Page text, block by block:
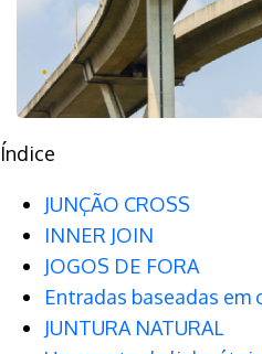
Índice
JUNÇÃO CROSS
INNER JOIN
JOGOS DE FORA
Entradas baseadas em
JUNTURA NATURAL